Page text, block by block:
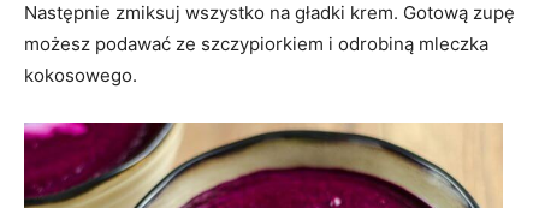
Następnie zmiksuj wszystko na gładki krem. Gotową zupę
możesz podawać ze szczypiorkiem i odrobiną mleczka
kokosowego.